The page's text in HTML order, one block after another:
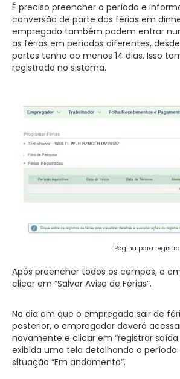
É preciso preencher o período e
conversão de parte das férias em
empregado também podem entrar
as férias em períodos diferentes,
partes tenha ao menos 14 dias. Isso
registrado no sistema.
Página para
Após preencher todos os campos, o
clicar em “Salvar Aviso de Férias”.
No dia em que o empregado sair de
posterior, o empregador deverá
novamente e clicar em “registrar saída
exibida uma tela detalhando o
situação “Em andamento”.